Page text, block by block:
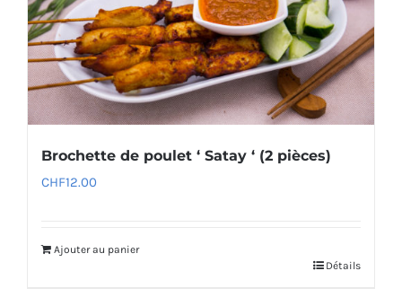
Brochette de poulet ‘ Satay ‘ (2 pièces)
CHF12.00
Ajouter au panier
Détails